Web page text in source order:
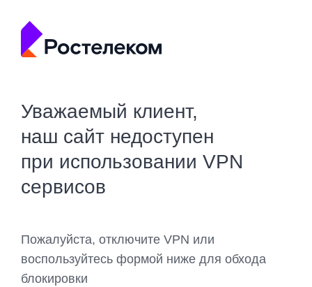
Уважаемый клиент,
наш сайт недоступен
при использовании VPN
сервисов
Пожалуйста, отключите VPN или
воспользуйтесь формой ниже для обхода
блокировки